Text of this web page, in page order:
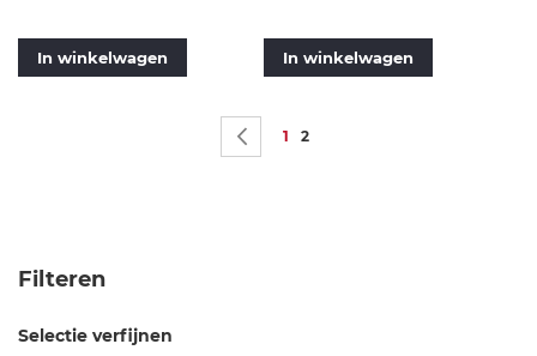
In winkelwagen In winkelwagen
Pagina Pagina
Vorige
Pagina
1 U lees momenteel pagina
2
Filteren
Selectie verfijnen